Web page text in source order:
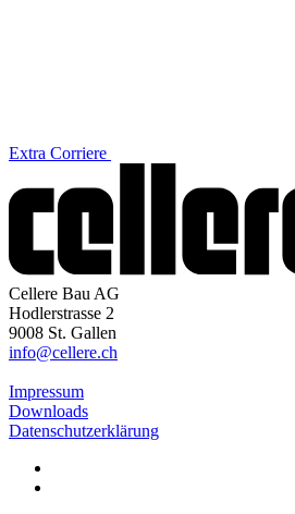
Extra Corriere
Cellere Bau AG
Hodlerstrasse 2
9008 St. Gallen
info@cellere.ch
Impressum
Downloads
Datenschutzerklärung